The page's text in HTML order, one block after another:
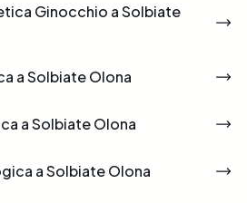
Ginocchio a Solbiate
a Solbiate Olona
a Solbiate Olona
a Solbiate Olona